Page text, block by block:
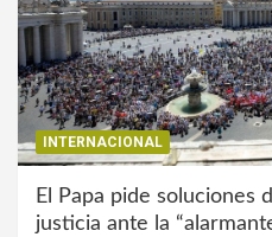
INTERNACIONAL
El Papa pide soluciones
justicia ante la